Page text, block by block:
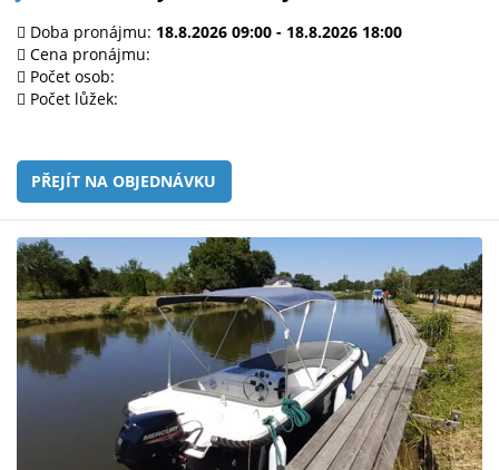
Doba pronájmu: 18.8.2026 09:00 - 18.8.2026 18:00
Cena pronájmu:
Počet osob:
Počet lůžek:
PŘEJÍT NA OBJEDNÁVKU